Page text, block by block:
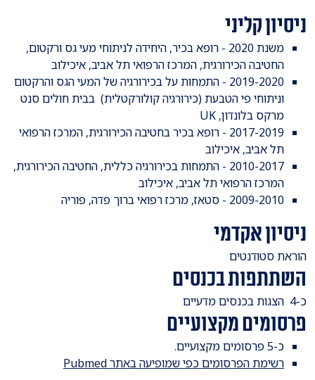
ניסיון קליני
משנת 2020 - רופא בכיר, היחידה לניתוחי מעי גס ורקטום,
החטיבה הכירורגית, המרכז הרפואי תל אביב, איכילוב
2019-2020 - התמחות על בכירורגיה של המעי הגס והרקטום
וניתוחי פי הטבעת (כירורגיה קולורקטלית) בבית חולים סנט
מרקס בלונדון, UK
2017-2019 - רופא בכיר בחטיבה הכירורגית, המרכז הרפואי
תל אביב, איכילוב
2010-2017 - התמחות בכירורגיה כללית, החטיבה הכירורגית,
המרכז הרפואי תל אביב, איכילוב
2009-2010 - סטאז, מרכז רפואי ברוך פדה, פוריה
ניסיון אקדמי
​הוראת סטודנטים
השתתפות בכנסים
​כ-4 הצגות בכנסים מדעיים
פרסומים מקצועיים
כ-5 פרסומים מקצועיים.
רשימת הפרסומים כפי שמופיעה באתר Pubmed